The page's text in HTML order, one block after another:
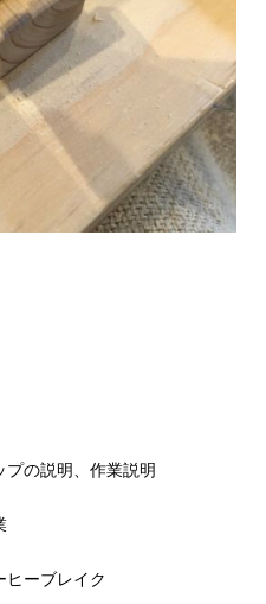
の説明、作業説明
ーブレイク